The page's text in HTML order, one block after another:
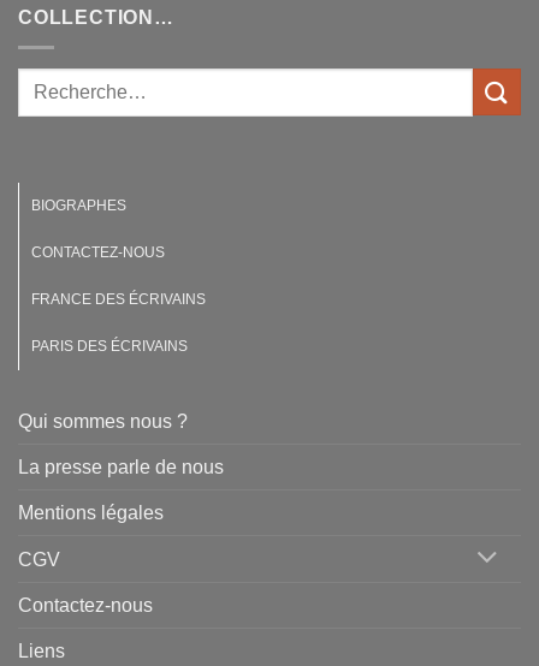
COLLECTION…
BIOGRAPHES
CONTACTEZ-NOUS
FRANCE DES ÉCRIVAINS
PARIS DES ÉCRIVAINS
Qui sommes nous ?
La presse parle de nous
Mentions légales
CGV
Contactez-nous
Liens